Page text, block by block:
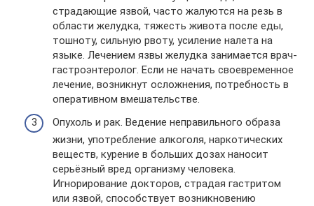
страдающие язвой, часто жалуются на резь в
области желудка, тяжесть живота после еды,
тошноту, сильную рвоту, усиление налета на
языке. Лечением язвы желудка занимается врач-
гастроэнтеролог. Если не начать своевременное
лечение, возникнут осложнения, потребность в
оперативном вмешательстве.
Опухоль и рак. Ведение неправильного образа
жизни, употребление алкоголя, наркотических
веществ, курение в больших дозах наносит
серьёзный вред организму человека.
Игнорирование докторов, страдая гастритом
или язвой, способствует возникновению